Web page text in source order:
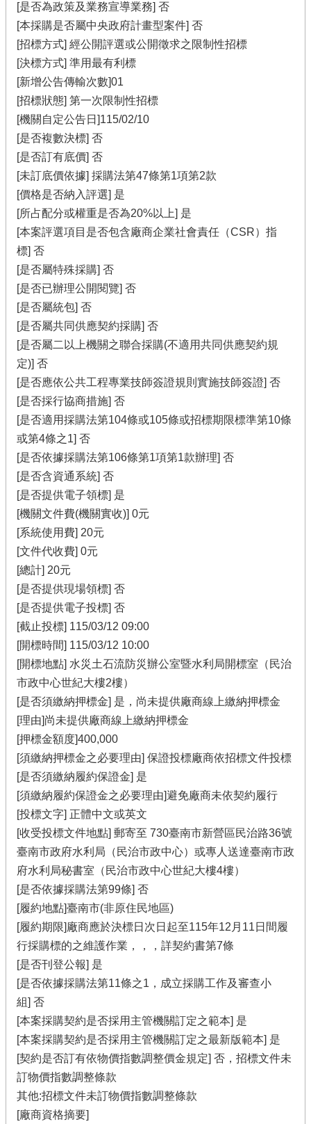
[是否為政策及業務宣導業務] 否
[本採購是否屬中央政府計畫型案件] 否
[招標方式] 經公開評選或公開徵求之限制性招標
[決標方式] 準用最有利標
[新增公告傳輸次數]01
[招標狀態] 第一次限制性招標
[機關自定公告日]115/02/10
[是否複數決標] 否
[是否訂有底價] 否
[未訂底價依據] 採購法第47條第1項第2款
[價格是否納入評選] 是
[所占配分或權重是否為20%以上] 是
[本案評選項目是否包含廠商企業社會責任（CSR）指
標] 否
[是否屬特殊採購] 否
[是否已辦理公開閱覽] 否
[是否屬統包] 否
[是否屬共同供應契約採購] 否
[是否屬二以上機關之聯合採購(不適用共同供應契約規
定)] 否
[是否應依公共工程專業技師簽證規則實施技師簽證] 否
[是否採行協商措施] 否
[是否適用採購法第104條或105條或招標期限標準第10條
或第4條之1] 否
[是否依據採購法第106條第1項第1款辦理] 否
[是否含資通系統] 否
[是否提供電子領標] 是
[機關文件費(機關實收)] 0元
[系統使用費] 20元
[文件代收費] 0元
[總計] 20元
[是否提供現場領標] 否
[是否提供電子投標] 否
[截止投標] 115/03/12 09:00
[開標時間] 115/03/12 10:00
[開標地點] 水災土石流防災辦公室暨水利局開標室（民治
市政中心世紀大樓2樓）
[是否須繳納押標金] 是，尚未提供廠商線上繳納押標金
[理由]尚未提供廠商線上繳納押標金
[押標金額度]400,000
[須繳納押標金之必要理由] 保證投標廠商依招標文件投標
[是否須繳納履約保證金] 是
[須繳納履約保證金之必要理由]避免廠商未依契約履行
[投標文字] 正體中文或英文
[收受投標文件地點] 郵寄至 730臺南市新營區民治路36號
臺南市政府水利局（民治市政中心）或專人送達臺南市政
府水利局秘書室（民治市政中心世紀大樓4樓）
[是否依據採購法第99條] 否
[履約地點]臺南市(非原住民地區)
[履約期限]廠商應於決標日次日起至115年12月11日間履
行採購標的之維護作業，，，詳契約書第7條
[是否刊登公報] 是
[是否依據採購法第11條之1，成立採購工作及審查小
組] 否
[本案採購契約是否採用主管機關訂定之範本] 是
[本案採購契約是否採用主管機關訂定之最新版範本] 是
[契約是否訂有依物價指數調整價金規定] 否，招標文件未
訂物價指數調整條款
其他:招標文件未訂物價指數調整條款
[廠商資格摘要]